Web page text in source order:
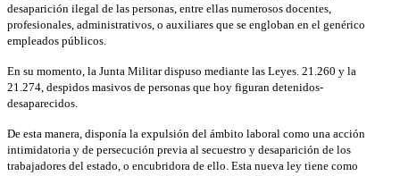
desaparición ilegal de las personas, entre ellas numerosos docentes,
profesionales, administrativos, o auxiliares que se engloban en el genérico
empleados públicos.
En su momento, la Junta Militar dispuso mediante las Leyes. 21.260 y la
21.274, despidos masivos de personas que hoy figuran detenidos-
desaparecidos.
De esta manera, disponía la expulsión del ámbito laboral como una acción
intimidatoria y de persecución previa al secuestro y desaparición de los
trabajadores del estado, o encubridora de ello. Esta nueva ley tiene como